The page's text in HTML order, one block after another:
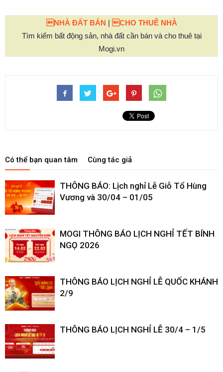
NHÀ ĐẤT BÁN | CHO THUÊ NHÀ
Tìm kiếm bất động sản, nhà đất cần bán và cho thuê tại
Mogi.vn
Có thể bạn quan tâm Cùng tác giả
THÔNG BÁO: Lịch nghỉ Lễ Giỗ Tổ Hùng
Vương và 30/04 – 01/05
MOGI THÔNG BÁO LỊCH NGHỈ TẾT BÍNH
NGỌ 2026
THÔNG BÁO LỊCH NGHỈ LỄ QUỐC KHÁNH
2/9
THÔNG BÁO LỊCH NGHỈ LỄ 30/4 – 1/5